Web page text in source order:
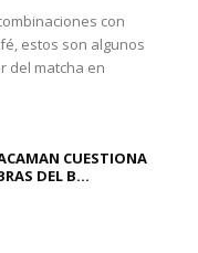
con
estos son algunos
del matcha en
CUESTIONA
DEL B...